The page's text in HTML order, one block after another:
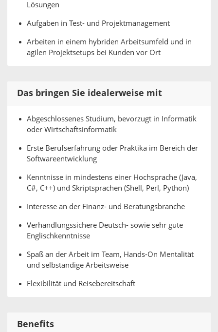
Lösungen
Aufgaben in Test- und Projektmanagement
Arbeiten in einem hybriden Arbeitsumfeld und in
agilen Projektsetups bei Kunden vor Ort
Das bringen Sie idealerweise mit
Abgeschlossenes Studium, bevorzugt in Informatik
oder Wirtschaftsinformatik
Erste Berufserfahrung oder Praktika im Bereich der
Softwareentwicklung
Kenntnisse in mindestens einer Hochsprache (Java,
C#, C++) und Skriptsprachen (Shell, Perl, Python)
Interesse an der Finanz- und Beratungsbranche
Verhandlungssichere Deutsch- sowie sehr gute
Englischkenntnisse
Spaß an der Arbeit im Team, Hands-On Mentalität
und selbständige Arbeitsweise
Flexibilität und Reisebereitschaft
Benefits